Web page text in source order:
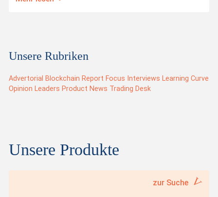
Unsere Rubriken
Advertorial Blockchain Report Focus Interviews Learning Curve
Opinion Leaders Product News Trading Desk
Unsere Produkte
zur Suche